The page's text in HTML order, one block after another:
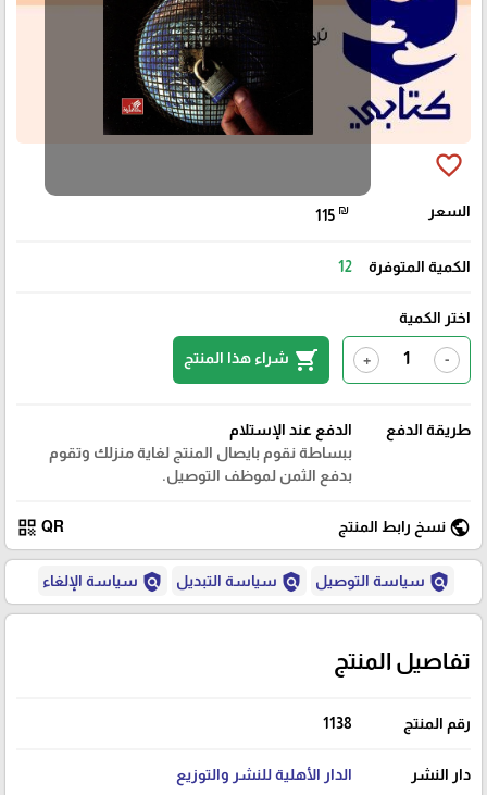
favorite_border
السعر 115 ₪
الكمية المتوفرة 12
اختر الكمية
-
+
shopping_cart شراء هذا المنتج
طريقة الدفع
الدفع عند الإستلام
ببساطة نقوم بايصال المنتج لغاية منزلك وتقوم
بدفع الثمن لموظف التوصيل.
public نسخ رابط المنتج QR
qr_code
policy سياسة التوصيل policy سياسة التبديل policy سياسة الإلغاء
تفاصيل المنتج
رقم المنتج 1138
دار النشر الدار الأهلية للنشر والتوزيع